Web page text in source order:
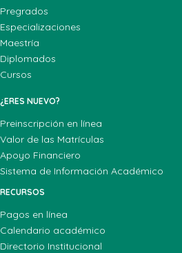
Pregrados
Especializaciones
Maestría
Diplomados
Cursos
¿ERES NUEVO?
Preinscripción en línea
Valor de las Matrículas
Apoyo Financiero
Sistema de Información Académico
RECURSOS
Pagos en línea
Calendario académico
Directorio Institucional